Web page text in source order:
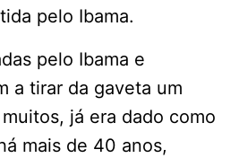
pelo Ibama.
pelo Ibama e
a tirar da gaveta um
já era dado como
mais de 40 anos,